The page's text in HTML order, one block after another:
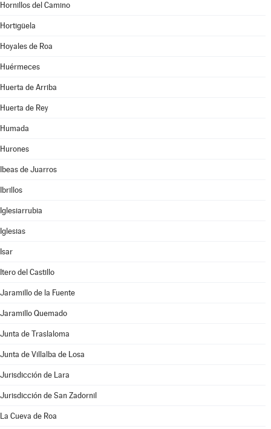
Hornillos del Camino
Hortigüela
Hoyales de Roa
Huérmeces
Huerta de Arriba
Huerta de Rey
Humada
Hurones
Ibeas de Juarros
Ibrillos
Iglesiarrubia
Iglesias
Isar
Itero del Castillo
Jaramillo de la Fuente
Jaramillo Quemado
Junta de Traslaloma
Junta de Villalba de Losa
Jurisdicción de Lara
Jurisdicción de San Zadornil
La Cueva de Roa